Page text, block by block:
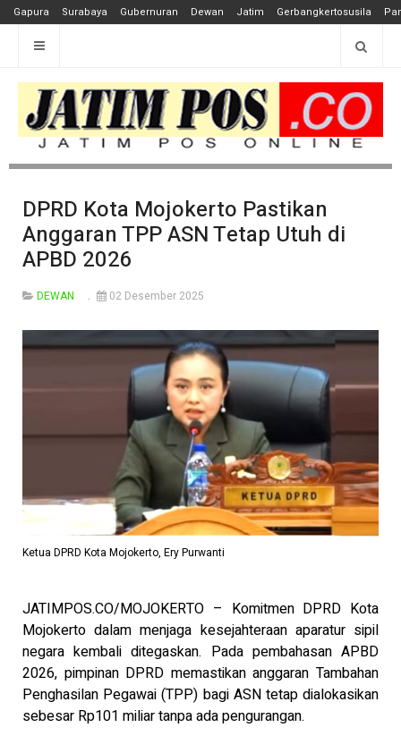
Gapura Surabaya Gubernuran Dewan Jatim Gerbangkertosusila
DPRD Kota Mojokerto Pastikan
Anggaran TPP ASN Tetap Utuh di
APBD 2026
DEWAN 02 Desember 2025
Ketua DPRD Kota Mojokerto, Ery Purwanti
JATIMPOS.CO/MOJOKERTO – Komitmen DPRD Kota
Mojokerto dalam menjaga kesejahteraan aparatur sipil
negara kembali ditegaskan. Pada pembahasan APBD
2026, pimpinan DPRD memastikan anggaran Tambahan
Penghasilan Pegawai (TPP) bagi ASN tetap dialokasikan
sebesar Rp101 miliar tanpa ada pengurangan.